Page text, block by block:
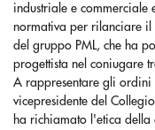
industriale e commerciale
normativa per rilanciare il
del gruppo PML, che ha
progettista nel coniugare
A rappresentare gli ordini
vicepresidente del
ha richiamato l'etica della